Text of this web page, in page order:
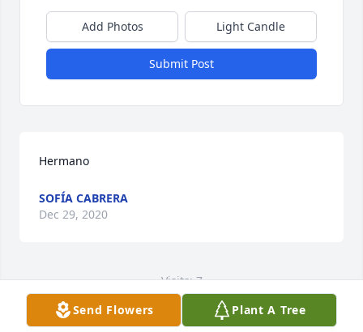
Add Photos Light Candle
Submit Post
Hermano
SOFÍA CABRERA
Dec 29, 2020
Visits: 7
This site is protected by reCAPTCHA and the
GooglePrivacy PolicyandTerms of Serviceapply.
Send Flowers Plant A Tree